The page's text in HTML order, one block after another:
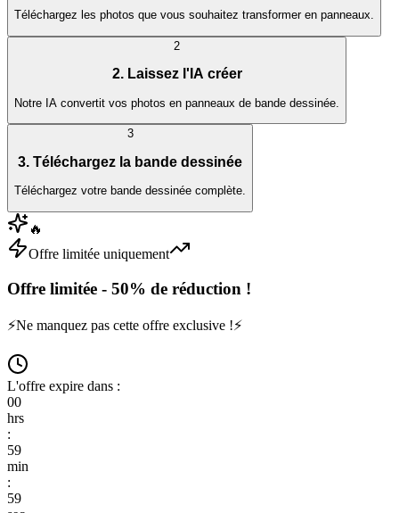
Téléchargez les photos que vous souhaitez transformer en panneaux.
2
2. Laissez l'IA créer
Notre IA convertit vos photos en panneaux de bande dessinée.
3
3. Téléchargez la bande dessinée
Téléchargez votre bande dessinée complète.
🔥
Offre limitée uniquement
Offre limitée - 50% de réduction !
⚡Ne manquez pas cette offre exclusive !⚡
L'offre expire dans :
00
hrs
:
59
min
:
59